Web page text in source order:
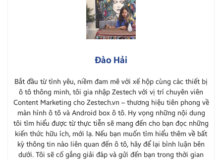
Đào Hải
Bắt đầu từ tình yêu, niềm đam mê với xế hộp cùng các thiết bị
ô tô thông minh, tôi gia nhập Zestech với vị trí chuyên viên
Content Marketing cho Zestech.vn – thương hiệu tiên phong về
màn hình ô tô và Android box ô tô. Hy vọng những nội dung
tôi tìm hiểu được từ thực tiễn sẽ mang đến cho bạn đọc những
kiến thức hữu ích, mới lạ. Nếu bạn muốn tìm hiểu thêm về bất
kỳ thông tin nào liên quan đến ô tô, hãy để lại bình luận bên
dưới. Tôi sẽ cố gắng giải đáp và gửi đến bạn trong thời gian